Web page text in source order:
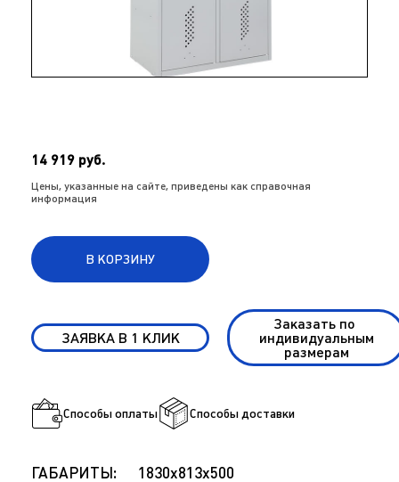
14 919 руб.
Цены, указанные на сайте, приведены как справочная
информация
В КОРЗИНУ
ЗАЯВКА В 1 КЛИК
Заказать по
индивидуальным
размерам
Способы оплаты Способы доставки
ГАБАРИТЫ:
1830x813x500